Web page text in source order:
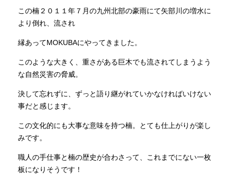
この楠２０１１年７月の九州北部の豪雨にて矢部川の増水に
より倒れ、流され
縁あってMOKUBAにやってきました。
このような大きく、重さがある巨木でも流されてしまうよう
な自然災害の脅威。
決して忘れずに、ずっと語り継がれていかなければいけない
事だと感じます。
この文化的にも大事な意味を持つ楠。とても仕上がりが楽し
みです。
職人の手仕事と楠の歴史が合わさって、これまでにない一枚
板になりそうです！